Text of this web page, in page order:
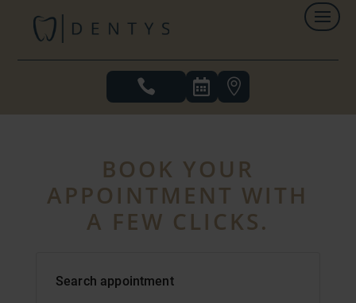
  
BOOK YOUR
APPOINTMENT WITH
A FEW CLICKS.